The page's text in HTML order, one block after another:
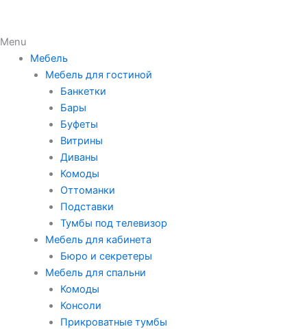
Menu
Мебель
Мебель для гостиной
Банкетки
Бары
Буфеты
Витрины
Диваны
Комоды
Оттоманки
Подставки
Тумбы под телевизор
Мебель для кабинета
Бюро и секретеры
Мебель для спальни
Комоды
Консоли
Прикроватные тумбы